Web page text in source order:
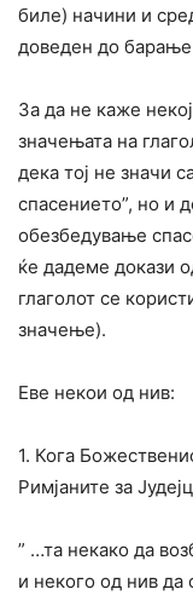
биле) начини и
доведен до
За да не каже
значењата на
дека тој не значи
спасението”, но и
обезбедување
ќе дадеме докази
глаголот се
значење).
Еве некои од нив:
1. Кога
Римјаните за
” …та некако да
и некого од нив